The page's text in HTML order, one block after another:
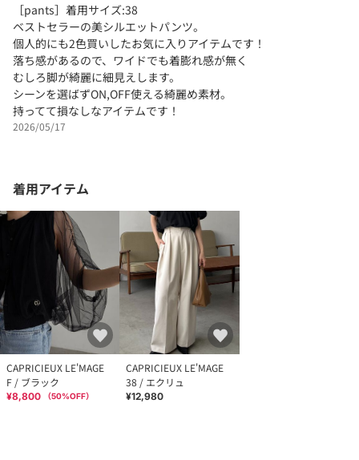
［pants］着用サイズ:38
ベストセラーの美シルエットパンツ。
個人的にも2色買いしたお気に入りアイテムです！
落ち感があるので、ワイドでも着膨れ感が無く
むしろ脚が綺麗に細見えします。
シーンを選ばずON,OFF使える綺麗め素材。
持ってて損なしなアイテムです！
2026/05/17
着用アイテム
CAPRICIEUX LE'MAGE
F / ブラック
¥8,800 （50%OFF）
CAPRICIEUX LE'MAGE
38 / エクリュ
¥12,980